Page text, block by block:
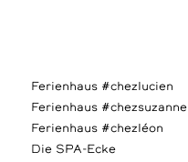
Ferienhaus #chezlucien
Ferienhaus #chezsuzanne
Ferienhaus #chezléon
Die SPA-Ecke